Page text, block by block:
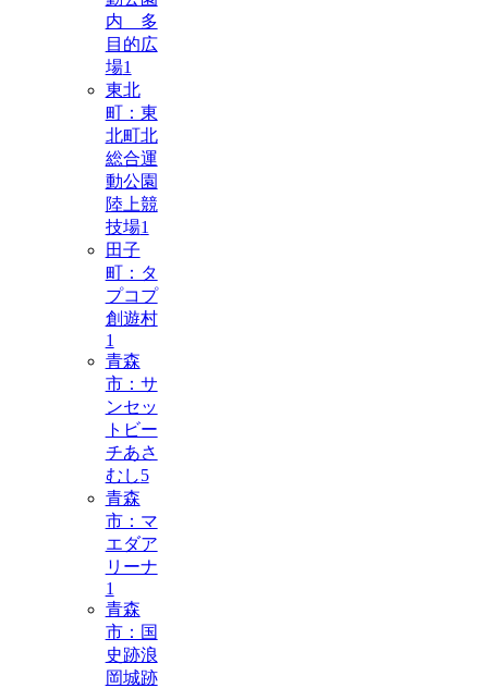
内 多
目的広
場1
東北
町：東
北町北
総合運
動公園
陸上競
技場1
田子
町：タ
プコプ
創遊村
1
青森
市：サ
ンセッ
トビー
チあさ
むし5
青森
市：マ
エダア
リーナ
1
青森
市：国
史跡浪
岡城跡